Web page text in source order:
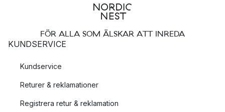
FÖR ALLA SOM ÄLSKAR ATT INREDA
KUNDSERVICE
Kundservice
Returer & reklamationer
Registrera retur & reklamation